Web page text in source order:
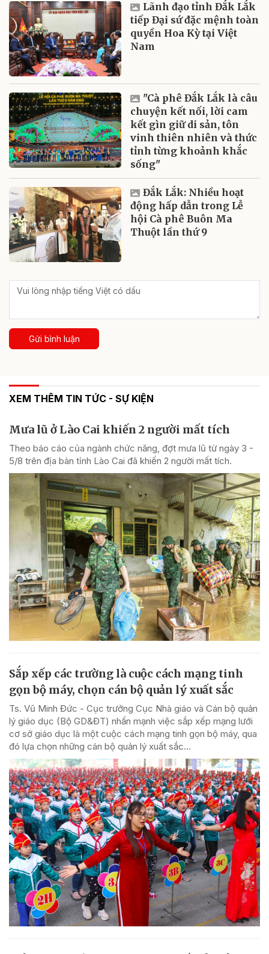
Lãnh đạo tỉnh Đắk Lắk
tiếp Đại sứ đặc mệnh toàn
quyền Hoa Kỳ tại Việt
Nam
"Cà phê Đắk Lắk là câu
chuyện kết nối, lời cam
kết gìn giữ di sản, tôn
vinh thiên nhiên và thức
tỉnh từng khoảnh khắc
sống"
Đắk Lắk: Nhiều hoạt
động hấp dẫn trong Lễ
hội Cà phê Buôn Ma
Thuột lần thứ 9
Gửi bình luận
XEM THÊM TIN TỨC - SỰ KIỆN
Mưa lũ ở Lào Cai khiến 2 người mất tích
Theo báo cáo của ngành chức năng, đợt mưa lũ từ ngày 3 -
5/8 trên địa bàn tỉnh Lào Cai đã khiến 2 người mất tích.
Sắp xếp các trường là cuộc cách mạng tinh
gọn bộ máy, chọn cán bộ quản lý xuất sắc
Ts. Vũ Minh Đức - Cục trưởng Cục Nhà giáo và Cán bộ quản
lý giáo dục (Bộ GD&ĐT) nhấn mạnh việc sắp xếp mạng lưới
cơ sở giáo dục là một cuộc cách mạng tinh gọn bộ máy, qua
đó lựa chọn những cán bộ quản lý xuất sắc...